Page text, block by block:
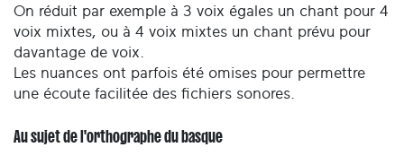
On réduit par exemple à 3 voix égales un chant pour 4
voix mixtes, ou à 4 voix mixtes un chant prévu pour
davantage de voix.
Les nuances ont parfois été omises pour permettre
une écoute facilitée des fichiers sonores.
Au sujet de l'orthographe du basque